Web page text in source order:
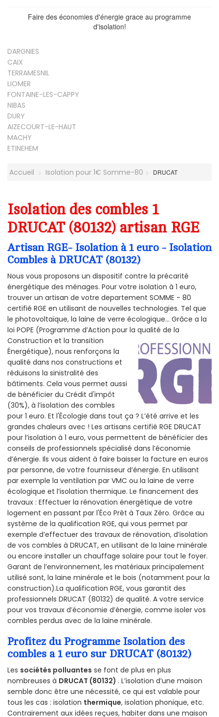
Faire des économies d'énergie grace au programme
d'isolation!
DARGNIES
CAIX
TERRAMESNIL
LIOMER
FONTAINE-LES-CAPPY
NIBAS
DURY
AIZECOURT-LE-HAUT
MACHY
ETINEHEM
Accueil Isolation pour 1€ Somme-80 DRUCAT
Isolation des combles 1
DRUCAT (80132) artisan RGE
Artisan RGE- Isolation à 1 euro - Isolation
Combles à DRUCAT (80132)
Nous vous proposons un dispositif contre la précarité
énergétique des ménages. Pour votre isolation à 1 euro,
trouver un artisan de votre departement SOMME - 80
certifié RGE en utilisant de nouvelles technologies. Tel que
le photovoltaïque, la laine de verre écologique... Grâce a la
loi POPE (Programme d’Action pour la qualité de la
Construction et la transition
Énergétique), nous renforçons la
qualité dans nos constructions et
réduisons la sinistralité des
bâtiments. Cela vous permet aussi
de bénéficier du Crédit d'impôt
(30%), à l’isolation des combles
pour 1 euro. Et l'Écologie dans tout ça ? L’été arrive et les
grandes chaleurs avec ! Les artisans certifié RGE DRUCAT
pour l’isolation à 1 euro, vous permettent de bénéficier des
conseils de professionnels spécialisé dans l’économie
d’énergie. Ils vous aident à faire baisser la facture en euros
par personne, de votre fournisseur d’énergie. En utilisant
par exemple la ventilation par VMC ou la laine de verre
écologique et l’isolation thermique. Le financement des
travaux : Effectuer la rénovation énergétique de votre
logement en passant par l'Éco Prêt à Taux Zéro. Grâce au
système de la qualification RGE, qui vous permet par
exemple d’effectuer des travaux de rénovation, d’isolation
de vos combles à DRUCAT, en utilisant de la laine minérale
ou encore installer un chauffage solaire pour tout le foyer.
Garant de l’environnement, les matériaux principalement
utilisé sont, la laine minérale et le bois (notamment pour la
construction).La qualification RGE, vous garantit des
professionnels DRUCAT (80132) de qualité. A votre service
pour vos travaux d’économie d’énergie, comme isoler vos
combles perdus avec de la laine minérale.
Profitez du Programme Isolation des
combles a 1 euro sur DRUCAT (80132)
Les sociétés polluantes se font de plus en plus
nombreuses à DRUCAT (80132) . L’isolation d’une maison
semble donc être une nécessité, ce qui est valable pour
tous les cas : isolation thermique, isolation phonique, etc.
Contrairement aux idées reçues, habiter dans une maison